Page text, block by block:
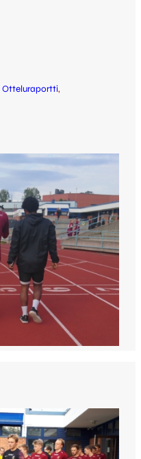
Otteluraportti